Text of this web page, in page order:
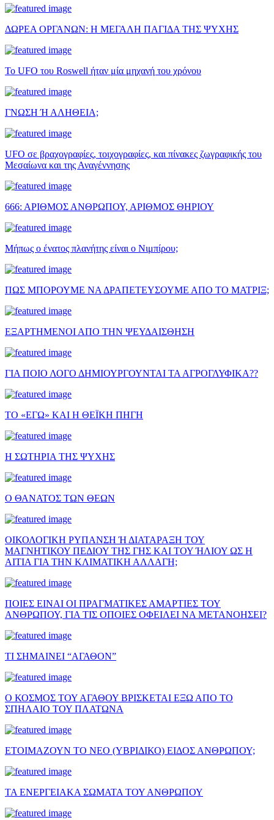
ΔΩΡΕΑ ΟΡΓΑΝΩΝ: Η ΜΕΓΑΛΗ ΠΑΓΙΔΑ ΤΗΣ ΨΥΧΗΣ
Το UFO του Roswell ήταν μία μηχανή του χρόνου
ΓΝΩΣΗ Ή ΑΛΗΘΕΙΑ;
UFO σε βραχογραφίες, τοιχογραφίες, και πίνακες ζωγραφικής του
Μεσαίωνα και της Αναγέννησης
666: ΑΡΙΘΜΟΣ ΑΝΘΡΩΠΟΥ, ΑΡΙΘΜΟΣ ΘΗΡΙΟΥ
Μήπως ο ένατος πλανήτης είναι ο Νιμπίρου;
ΠΩΣ ΜΠΟΡΟΥΜΕ ΝΑ ΔΡΑΠΕΤΕΥΣΟΥΜΕ ΑΠΟ ΤΟ ΜΑΤΡΙΞ;
ΕΞΑΡΤΗΜΕΝΟΙ ΑΠΟ ΤΗΝ ΨΕΥΔΑΙΣΘΗΣΗ
ΓΙΑ ΠΟΙΟ ΛΟΓΟ ΔΗΜΙΟΥΡΓΟΥΝΤΑΙ ΤΑ ΑΓΡΟΓΛΥΦΙΚΑ??
ΤΟ «ΕΓΩ» ΚΑΙ Η ΘΕΪΚΗ ΠΗΓΗ
Η ΣΩΤΗΡΙΑ ΤΗΣ ΨΥΧΗΣ
Ο ΘΑΝΑΤΟΣ ΤΩΝ ΘΕΩΝ
ΟΙΚΟΛΟΓΙΚΗ ΡΥΠΑΝΣΗ Ή ΔΙΑΤΑΡΑΞΗ ΤΟΥ
ΜΑΓΝΗΤΙΚΟΥ ΠΕΔΙΟΥ ΤΗΣ ΓΗΣ ΚΑΙ ΤΟΥ ΉΛΙΟΥ ΩΣ Η
ΑΙΤΙΑ ΓΙΑ ΤΗΝ ΚΛΙΜΑΤΙΚΗ ΑΛΛΑΓΗ;
ΠΟΙΕΣ ΕΙΝΑΙ ΟΙ ΠΡΑΓΜΑΤΙΚΕΣ ΑΜΑΡΤΙΕΣ ΤΟΥ
ΑΝΘΡΩΠΟΥ, ΓΙΑ ΤΙΣ ΟΠΟΙΕΣ ΟΦΕΙΛΕΙ ΝΑ ΜΕΤΑΝΟΗΣΕΙ?
ΤΙ ΣΗΜΑΙΝΕΙ “ΑΓΑΘΟΝ”
Ο ΚΟΣΜΟΣ ΤΟΥ ΑΓΑΘΟΥ ΒΡΙΣΚΕΤΑΙ ΕΞΩ ΑΠΟ ΤΟ
ΣΠΗΛΑΙΟ ΤΟΥ ΠΛΑΤΩΝΑ
ΕΤΟΙΜΑΖΟΥΝ ΤΟ ΝΕΟ (ΥΒΡΙΔΙΚΟ) ΕΙΔΟΣ ΑΝΘΡΩΠΟΥ;
ΤΑ ΕΝΕΡΓΕΙΑΚΑ ΣΩΜΑΤΑ ΤΟΥ ΑΝΘΡΩΠΟΥ